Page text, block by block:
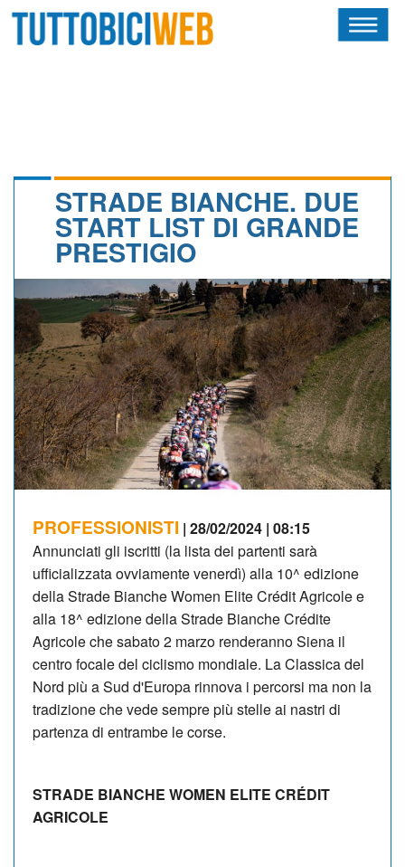
CALENDARIO
ALBI D'ORO
NEWSLETTER
STRADE BIANCHE. DUE
START LIST DI GRANDE
PRESTIGIO
PROFESSIONISTI | 28/02/2024 | 08:15
Annunciati gli iscritti (la lista dei partenti sarà
ufficializzata ovviamente venerdì) alla 10^ edizione
della Strade Bianche Women Elite Crédit Agricole e
alla 18^ edizione della Strade Bianche Crédite
Agricole che sabato 2 marzo renderanno Siena il
centro focale del ciclismo mondiale. La Classica del
Nord più a Sud d'Europa rinnova i percorsi ma non la
tradizione che vede sempre più stelle ai nastri di
partenza di entrambe le corse.
STRADE BIANCHE WOMEN ELITE CRÉDIT
AGRICOLE